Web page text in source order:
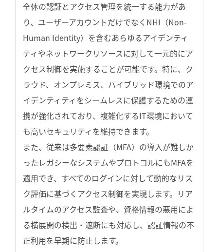
全体の認証とアクセス管理を統一する能力があ
り、ユーザーアカウントだけでなくNHI（Non-
Human Identity）を含むあらゆるアイデンティ
ティやネットワークリソースに対して一元的にア
クセス制御を実施することが可能です。特に、ク
ラウド、オンプレミス、ハイブリッド環境でのア
イデンティティをシームレスに保護するための連
携が強化されており、複雑化するIT環境において
も高いセキュリティを維持できます。
また、従来は多要素認証（MFA）の導入が難しか
ったレガシーなシステムやプロトコルにもMFAを
適用でき、すべてのログインに対して動的なリス
ク評価に基づくアクセス制御を実現します。リア
ルタイムのアクセス監査や、資格情報の悪用によ
る横展開の検出・遮断にも対応し、認証情報の不
正利用を早期に防止します。